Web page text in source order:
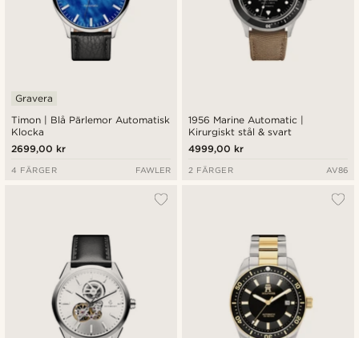
Timon | Blå Pärlemor Automatisk
Klocka
Gravera
2699,00 kr
4 FÄRGER FAWLER
1956 Marine Automatic |
Kirurgiskt stål & svart
4999,00 kr
2 FÄRGER AV86